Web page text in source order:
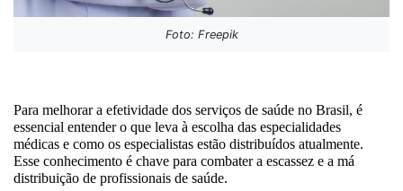
Foto: Freepik
Para melhorar a efetividade dos serviços de saúde no Brasil, é
essencial entender o que leva à escolha das especialidades
médicas e como os especialistas estão distribuídos atualmente.
Esse conhecimento é chave para combater a escassez e a má
distribuição de profissionais de saúde.